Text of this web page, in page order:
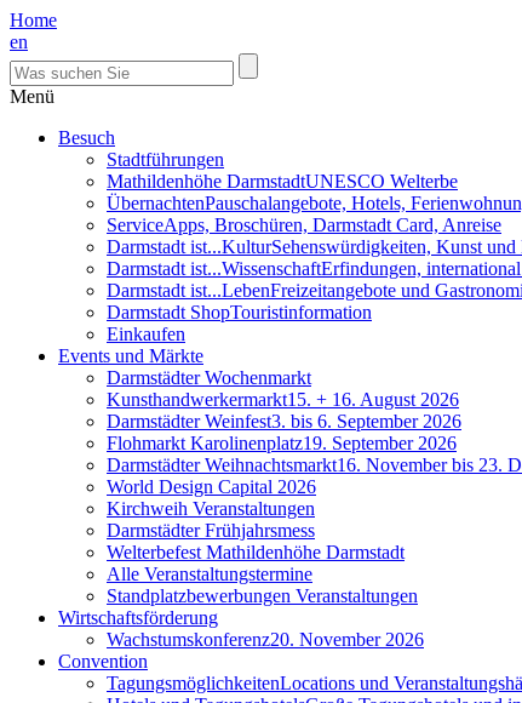
Home
en
Menü
Besuch
Stadtführungen
Mathildenhöhe DarmstadtUNESCO Welterbe
ÜbernachtenPauschalangebote, Hotels,
ServiceApps, Broschüren, Darmstadt Card, Anreise
Darmstadt ist...KulturSehenswürdigkeiten, Kunst
Darmstadt ist...WissenschaftErfindungen,
Darmstadt ist...LebenFreizeitangebote und
Darmstadt ShopTouristinformation
Einkaufen
Events und Märkte
Darmstädter Wochenmarkt
Kunsthandwerkermarkt15. + 16. August 2026
Darmstädter Weinfest3. bis 6. September 2026
Flohmarkt Karolinenplatz19. September 2026
Darmstädter Weihnachtsmarkt16. November bis 23.
World Design Capital 2026
Kirchweih Veranstaltungen
Darmstädter Frühjahrsmess
Welterbefest Mathildenhöhe Darmstadt
Alle Veranstaltungstermine
Standplatzbewerbungen Veranstaltungen
Wirtschaftsförderung
Wachstumskonferenz20. November 2026
Convention
TagungsmöglichkeitenLocations und